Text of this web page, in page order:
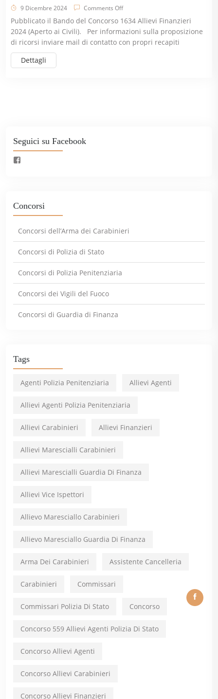
9 Dicembre 2024 Comments Off
Pubblicato il Bando del Concorso 1634 Allievi Finanzieri
2024 (Aperto ai Civili). Per informazioni sulla proposizione
di ricorsi inviare mail di contatto con propri recapiti
Dettagli
Seguici su Facebook
Concorsi
Concorsi dell’Arma dei Carabinieri
Concorsi di Polizia di Stato
Concorsi di Polizia Penitenziaria
Concorsi dei Vigili del Fuoco
Concorsi di Guardia di Finanza
Tags
Agenti Polizia Penitenziaria Allievi Agenti
Allievi Agenti Polizia Penitenziaria
Allievi Carabinieri Allievi Finanzieri
Allievi Marescialli Carabinieri
Allievi Marescialli Guardia Di Finanza
Allievi Vice Ispettori
Allievo Maresciallo Carabinieri
Allievo Maresciallo Guardia Di Finanza
Arma Dei Carabinieri Assistente Cancelleria
Carabinieri Commissari
Commissari Polizia Di Stato Concorso
Concorso 559 Allievi Agenti Polizia Di Stato
Concorso Allievi Agenti
Concorso Allievi Carabinieri
Concorso Allievi Finanzieri